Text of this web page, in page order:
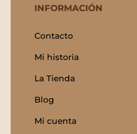
INFORMACIÓN
Contacto
Mi historia
La Tienda
Blog
Mi cuenta